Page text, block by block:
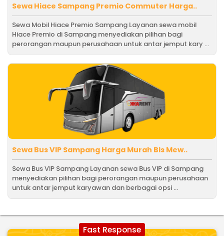
Sewa Hiace Sampang Premio Commuter Harga..
Sewa Mobil Hiace Premio Sampang Layanan sewa mobil
Hiace Premio di Sampang menyediakan pilihan bagi
perorangan maupun perusahaan untuk antar jemput kary ...
Sewa Bus VIP Sampang Harga Murah Bis Mew..
Sewa Bus VIP Sampang Layanan sewa Bus VIP di Sampang
menyediakan pilihan bagi perorangan maupun perusahaan
untuk antar jemput karyawan dan berbagai opsi ...
Fast Response